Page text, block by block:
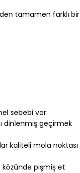
tamamen farklı bir
sebebi var:
dinlenmiş geçirmek
kaliteli mola noktası
közünde pişmiş et